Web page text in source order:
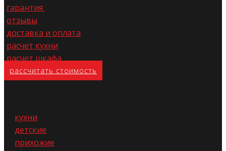
гарантия
отзывы
доставка и оплата
расчет кухни
расчет шкафа
расс​читать стоимость
кухни
детские
прихожие